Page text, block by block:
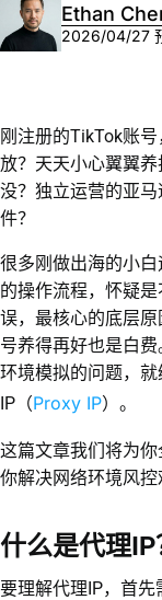
Ethan
2026/04/27
刚注册的TikTok账
放？天天小心翼翼
没？独立运营的亚
件？
很多刚做出海的小
的操作流程，怀疑
误，最核心的底层原
号养得再好也是白
环境模拟的问题，
IP（Proxy IP）。
这篇文章我们将为
你解决网络环境风控
什么是代理IP
要理解代理IP，首先